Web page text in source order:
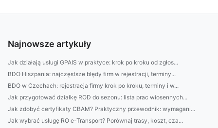
Najnowsze artykuły
Jak działają usługi GPAIS w praktyce: krok po kroku od zgłos...
BDO Hiszpania: najczęstsze błędy firm w rejestracji, terminy...
BDO w Czechach: rejestracja firmy krok po kroku, terminy i w...
Jak przygotować działkę ROD do sezonu: lista prac wiosennych...
Jak zdobyć certyfikaty CBAM? Praktyczny przewodnik: wymagani...
Jak wybrać usługę RO e-Transport? Porównaj trasy, koszt, cza...